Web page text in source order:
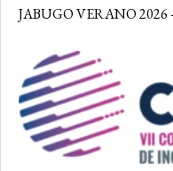
JABUGO VERANO